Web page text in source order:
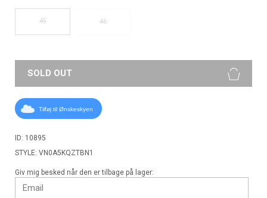
45 46
SOLD OUT
Tilføj til Ønskeskyen
ID: 10895
STYLE: VN0A5KQZTBN1
Giv mig besked når den er tilbage på lager: